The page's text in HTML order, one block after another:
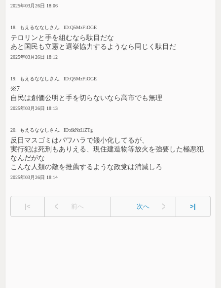
2025年03月26日 18:06
18. もえるななしさん. ID:Q5MzFiOGE
テロリンと手を組むなら駄目だな
あと国民も立憲と選挙協力するようなら同じく駄目だ
2025年03月26日 18:12
19. もえるななしさん. ID:Q5MzFiOGE
※7
自民は創価公明と手を切らないなら高市でも無理
2025年03月26日 18:13
20. もえるななしさん. ID:dkNzI1ZTg
反日マスゴミはパワハラで矮小化してるが、
実行犯は死刑もありえる、現住建造物等放火を強要した極悪犯
なんだがな
こんな人類の敵を推薦するような政党は消滅しろ
2025年03月26日 18:14
|< 前へ 次へ >|